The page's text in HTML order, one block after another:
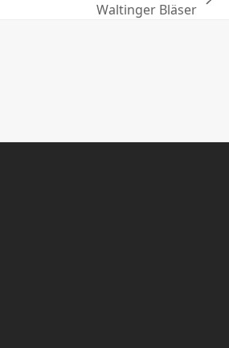
Waltinger Bläser